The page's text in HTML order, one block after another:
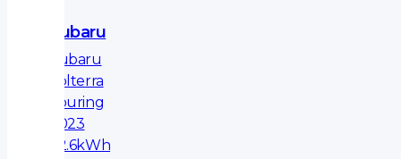
Subaru
Subaru
Solterra
Touring
2023
72.6kWh